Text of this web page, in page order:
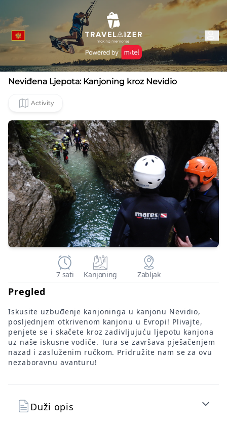
Neviđena Ljepota: Kanjoning kroz Nevidio
Activity
7 sati Kanjoning Zabljak
Pregled
Iskusite uzbuđenje kanjoninga u kanjonu Nevidio,
posljednjem otkrivenom kanjonu u Evropi! Plivajte,
penjete se i skačete kroz zadivljujuću ljepotu kanjona
uz naše iskusne vodiče. Tura se završava pješačenjem
nazad i zasluženim ručkom. Pridružite nam se za ovu
nezaboravnu avanturu!
Duži opis